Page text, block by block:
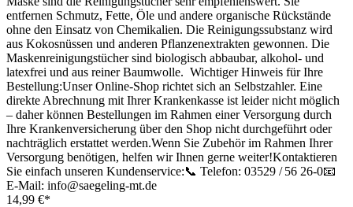
entfernen Schmutz, Fette, Öle und andere organische Rückstände
ohne den Einsatz von Chemikalien. Die Reinigungssubstanz wird
aus Kokosnüssen und anderen Pflanzenextrakten gewonnen. Die
Maskenreinigungstücher sind biologisch abbaubar, alkohol- und
latexfrei und aus reiner Baumwolle. Wichtiger Hinweis für Ihre
Bestellung:Unser Online-Shop richtet sich an Selbstzahler. Eine
direkte Abrechnung mit Ihrer Krankenkasse ist leider nicht möglich
– daher können Bestellungen im Rahmen einer Versorgung durch
Ihre Krankenversicherung über den Shop nicht durchgeführt oder
nachträglich erstattet werden.Wenn Sie Zubehör im Rahmen Ihrer
Versorgung benötigen, helfen wir Ihnen gerne weiter!Kontaktieren
Sie einfach unseren Kundenservice:📞 Telefon: 03529 / 56 26-0📧
E-Mail: info@saegeling-mt.de
14,99 €*